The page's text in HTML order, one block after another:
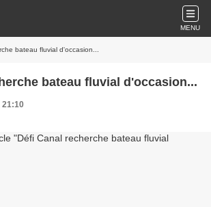
MENU
bateau fluvial d'occasion...
bateau fluvial d'occasion...
21:10